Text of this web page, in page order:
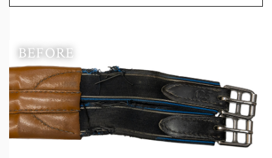
BEFORE